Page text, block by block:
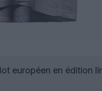
européen en édition